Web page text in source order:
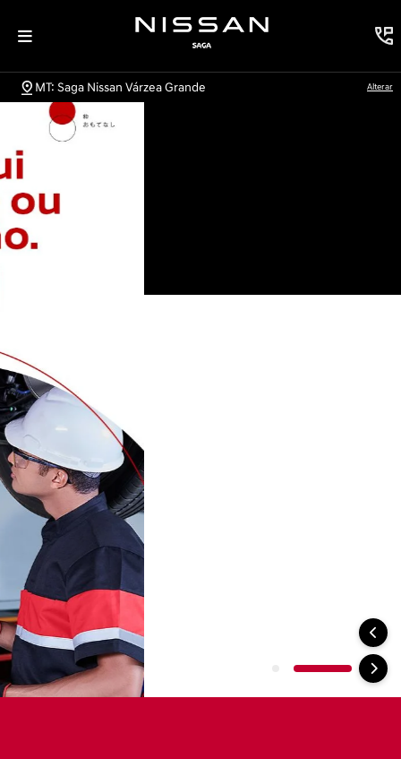
MT: Saga Nissan Várzea Grande Alterar
Explore nossos modelos
SUV Sedan